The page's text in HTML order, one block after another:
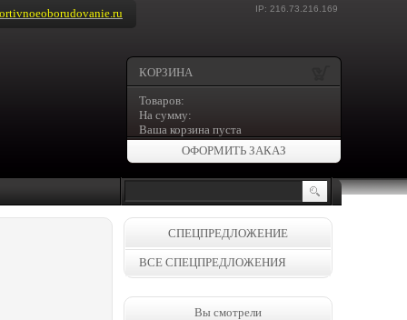
IP: 216.73.216.169
КОРЗИНА
Товаров:
На сумму:
Ваша корзина пуста
ОФОРМИТЬ ЗАКАЗ
СПЕЦПРЕДЛОЖЕНИЕ
ВСЕ СПЕЦПРЕДЛОЖЕНИЯ
Вы смотрели